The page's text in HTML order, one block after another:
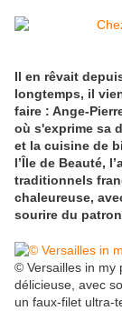
Il en rêvait
longtemps, il
faire : Ange-
où s'exprime sa
et la cuisine de
l’Île de Beauté,
traditionnels
chaleureuse,
sourire du
© Versailles in my
délicieuse, avec
un faux-filet ultra-